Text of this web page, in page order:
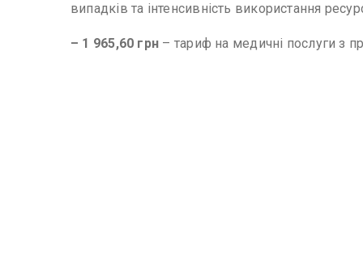
випадків та інтенсивність використання
– 1 965,60 грн – тариф на медичні послуги з